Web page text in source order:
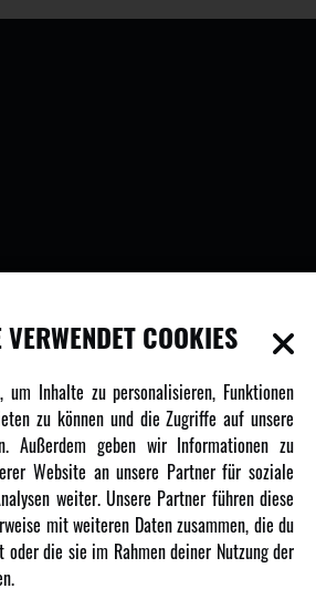
COOKIES
um Inhalte zu personalisieren, Funktionen
zu können und die Zugriffe auf unsere
Außerdem geben wir Informationen zu
Website an unsere Partner für soziale
weiter. Unsere Partner führen diese
mit weiteren Daten zusammen, die du
die sie im Rahmen deiner Nutzung der